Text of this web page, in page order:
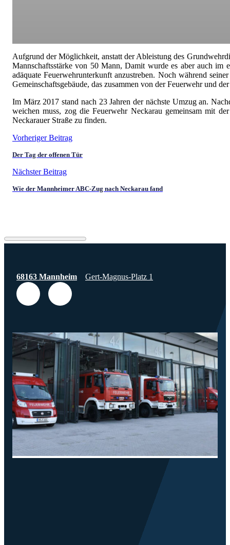
Aufgrund der Möglichkeit, anstatt der Ableistung des
Mannschaftsstärke von 50 Mann, Damit wurde es aber auch im
adäquate Feuerwehrunterkunft anzustreben. Noch während
Gemeinschaftsgebäude, das zusammen von der Feuerwehr und
Im März 2017 stand nach 23 Jahren der nächste Umzug an.
weichen muss, zog die Feuerwehr Neckarau gemeinsam mit
Neckarauer Straße zu finden.
Vorheriger Beitrag
Der Tag der offenen Tür
Nächster Beitrag
Wie der Mannheimer ABC-Zug nach Neckarau fand
68163 Mannheim Gert-Magnus-Platz 1